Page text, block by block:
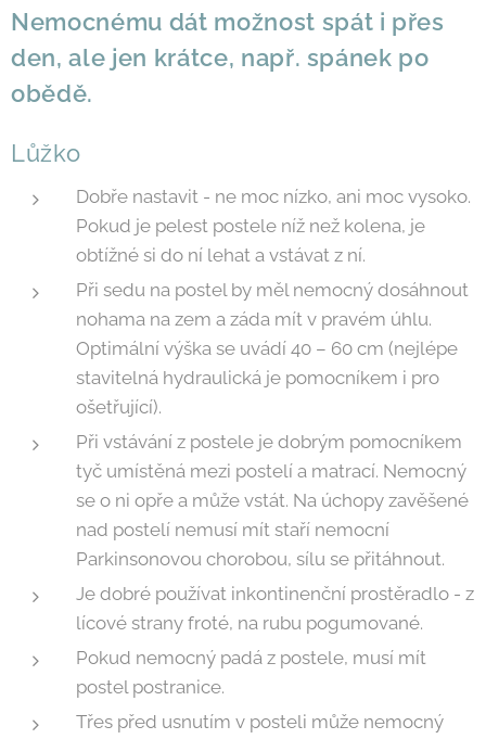
Nemocnému dát možnost spát i přes
den, ale jen krátce, např. spánek po
obědě.
Lůžko
Dobře nastavit - ne moc nízko, ani moc vysoko.
Pokud je pelest postele níž než kolena, je
obtížné si do ní lehat a vstávat z ní.
Při sedu na postel by měl nemocný dosáhnout
nohama na zem a záda mít v pravém úhlu.
Optimální výška se uvádí 40 – 60 cm (nejlépe
stavitelná hydraulická je pomocníkem i pro
ošetřující).
Při vstávání z postele je dobrým pomocníkem
tyč umístěná mezi postelí a matrací. Nemocný
se o ni opře a může vstát. Na úchopy zavěšené
nad postelí nemusí mít staří nemocní
Parkinsonovou chorobou, sílu se přitáhnout.
Je dobré používat inkontinenční prostěradlo - z
lícové strany froté, na rubu pogumované.
Pokud nemocný padá z postele, musí mít
postel postranice.
Třes před usnutím v posteli může nemocný